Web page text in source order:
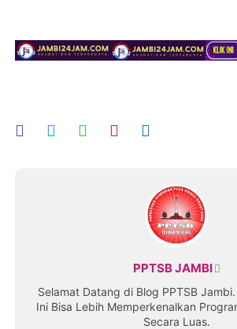
PPTSB JAMBI
Selamat Datang di Blog PPTSB
Ini Bisa Lebih Memperkenalkan
Secara Luas.